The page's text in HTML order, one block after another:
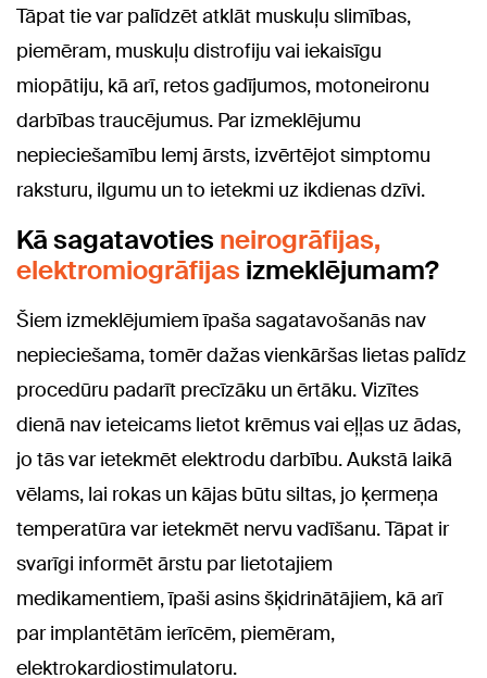
Tāpat tie var palīdzēt atklāt muskuļu slimības,
piemēram, muskuļu distrofiju vai iekaisīgu
miopātiju, kā arī, retos gadījumos, motoneironu
darbības traucējumus. Par izmeklējumu
nepieciešamību lemj ārsts, izvērtējot simptomu
raksturu, ilgumu un to ietekmi uz ikdienas dzīvi.
Kā sagatavoties neirogrāfijas,
elektromiogrāfijas izmeklējumam?
Šiem izmeklējumiem īpaša sagatavošanās nav
nepieciešama, tomēr dažas vienkāršas lietas palīdz
procedūru padarīt precīzāku un ērtāku. Vizītes
dienā nav ieteicams lietot krēmus vai eļļas uz ādas,
jo tās var ietekmēt elektrodu darbību. Aukstā laikā
vēlams, lai rokas un kājas būtu siltas, jo ķermeņa
temperatūra var ietekmēt nervu vadīšanu. Tāpat ir
svarīgi informēt ārstu par lietotajiem
medikamentiem, īpaši asins šķidrinātājiem, kā arī
par implantētām ierīcēm, piemēram,
elektrokardiostimulatoru.